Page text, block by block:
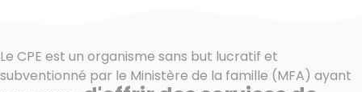
Le CPE est un organisme sans but lucratif et
subventionné par le Ministère de la famille (MFA) ayant